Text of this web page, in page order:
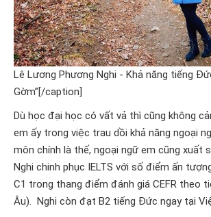
Lê Lương Phương Nghi - Khả năng tiếng
Gờm”[/caption]
Dù học đại học có vất vả thì cũng không
em ấy trong việc trau dồi khả năng ngoại
môn chính là thế, ngoại ngữ em cũng xuất
Nghi chinh phục IELTS với số điểm ấn
C1 trong thang điểm đánh giá CEFR theo
Âu). Nghi còn đạt B2 tiếng Đức ngay tại